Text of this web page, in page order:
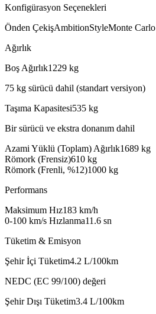
Konfigürasyon Seçenekleri
Önden ÇekişAmbitionStyleMonte Carlo
Ağırlık
Boş Ağırlık1229 kg
75 kg sürücü dahil (standart versiyon)
Taşıma Kapasitesi535 kg
Bir sürücü ve ekstra donanım dahil
Azami Yüklü (Toplam) Ağırlık1689 kg
Römork (Frensiz)610 kg
Römork (Frenli, %12)1000 kg
Performans
Maksimum Hız183 km/h
0-100 km/s Hızlanma11.6 sn
Tüketim & Emisyon
Şehir İçi Tüketim4.2 L/100km
NEDC (EC 99/100) değeri
Şehir Dışı Tüketim3.4 L/100km